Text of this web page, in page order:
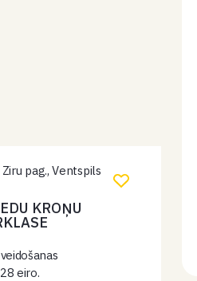
pag., Ventspils
KROŅU
eiro.